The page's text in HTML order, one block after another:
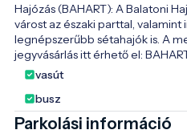
Hajózás (BAHART): A Balatoni
várost az északi parttal, valamint
legnépszerűbb sétahajók is. A
jegyvásárlás itt érhető el:
vasút
busz
Parkolási információ